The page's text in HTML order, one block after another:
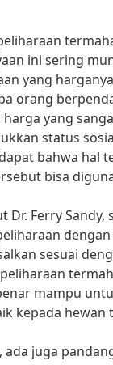
ini sering
yang
orang
harga yang
status
bahwa hal
bisa
Dr. Ferry
sesuai
mampu
kepada hewan
ada juga